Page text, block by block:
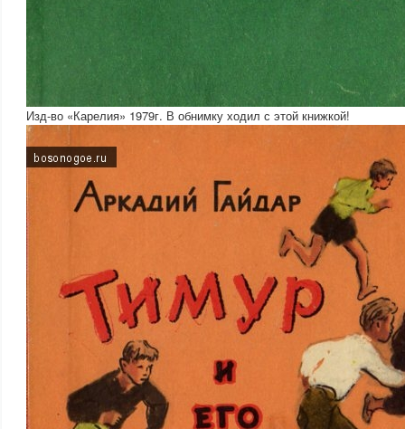
Изд-во «Карелия» 1979г. В обнимку ходил с этой книжкой!